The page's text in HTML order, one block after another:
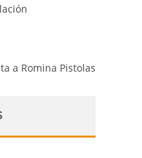
a Romina Pistolas